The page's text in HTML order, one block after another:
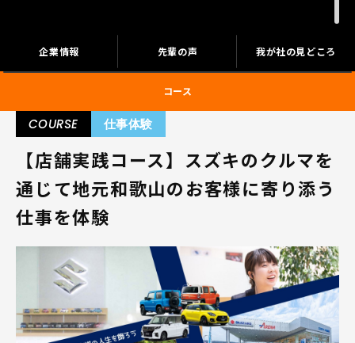
パクトカーを中心にアジア、インド、ヨーロッパなど、
これまで活躍の幅を広げてきたスズキグループは、2020
ーです！
当社は和歌山県内での軽自動車販売台数ナンバー1という
実績を持ち、県内に9店舗展開しております。
和歌山県へのUターン、Iターン就職をお考えの方はぜひ
ご相談下さい！
分の力を試してみたい」という方にピッタリの会社で
当社での営業の仕事は、
「人と関わることが好き」、「人が喜んでくれることを
企業情報 先輩の声 我が社の見どころ
コース
COURSE 仕事体験
【店舗実践コース】スズキのクルマを
通じて地元和歌山のお客様に寄り添う
仕事を体験